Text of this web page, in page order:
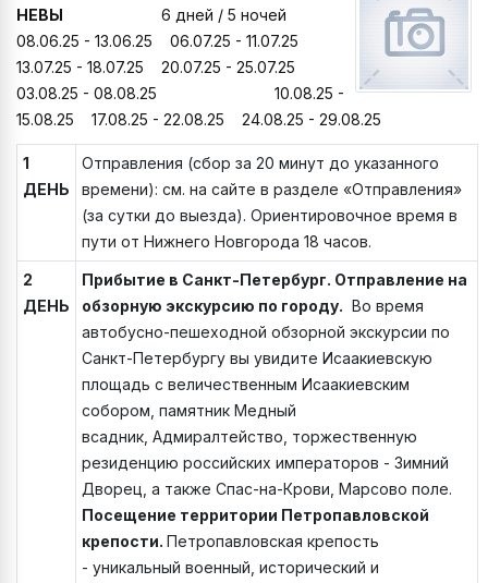
НЕВЫ 6 дней / 5 ночей
08.06.25 - 13.06.25 06.07.25 - 11.07.25
13.07.25 - 18.07.25 20.07.25 - 25.07.25
03.08.25 - 08.08.25 10.08.25 -
15.08.25 17.08.25 - 22.08.25 24.08.25 - 29.08.25
1
ДЕНЬ
Отправления (сбор за 20 минут до указанного
времени): см. на сайте в разделе «Отправления»
(за сутки до выезда). Ориентировочное время в
пути от Нижнего Новгорода 18 часов.
2
ДЕНЬ
Прибытие в Санкт-Петербург. Отправление на
обзорную экскурсию по городу. Во время
автобусно-пешеходной обзорной экскурсии по
Санкт-Петербургу вы увидите Исаакиевскую
площадь с величественным Исаакиевским
собором, памятник Медный
всадник, Адмиралтейство, торжественную
резиденцию российских императоров - Зимний
Дворец, а также Спас-на-Крови, Марсово поле.
Посещение территории Петропавловской
крепости. Петропавловская крепость
- уникальный военный, исторический и